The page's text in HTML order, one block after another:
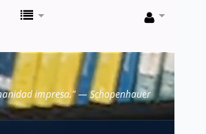
impresa." — Schopenhauer